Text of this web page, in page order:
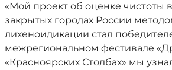
«Мой проект об оценке чистоты
закрытых городах России
лихеноидикации стал
межрегиональном фестивале
«Красноярских Столбах» мы